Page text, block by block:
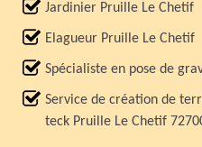
Jardinier Pruille Le Chetif
Elagueur Pruille Le Chetif
Spécialiste en pose de
Service de création de
teck Pruille Le Chetif